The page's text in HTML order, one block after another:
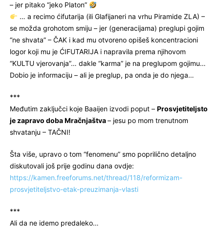
– jer pitako “jeko Platon”
… a recimo ćifutarija (ili Glafijaneri na vrhu Piramide ZLA) –
se možda grohotom smiju – jer (generacijama) preglupi gojim
“ne shvata” – ČAK i kad mu otvoreno opišeš koncentracioni
logor koji mu je ĆIFUTARIJA i napravila prema njihovom
“KULTU vjerovanja”… dakle “karma” je na preglupom gojimu…
Dobio je informaciju – ali je preglup, pa onda je do njega…
***
Međutim zaključci koje Baaijen izvodi poput – Prosvjetiteljsto
je zapravo doba Mračnjaštva– jesu po mom trenutnom
shvatanju – TAČNI!
Šta više, upravo o tom “fenomenu” smo poprilično detaljno
diskutovali još prije godinu dana ovdje:
https://kamen.freeforums.net/thread/118/reformizam-
prosvjetiteljstvo-etak-preuzimanja-vlasti
***
Ali da ne idemo predaleko…